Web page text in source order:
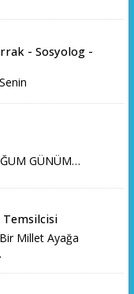
- Sosyolog -
GÜNÜM…
Temsilcisi
Millet Ayağa